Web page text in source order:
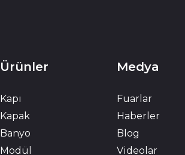
Ürünler
Kapı
Kapak
Banyo
Modül
Medya
Fuarlar
Haberler
Blog
Videolar